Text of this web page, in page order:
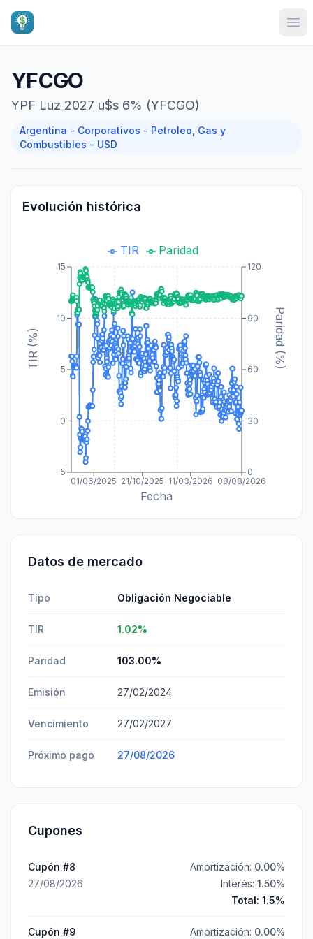
YFCGO
YPF Luz 2027 u$s 6% (YFCGO)
Argentina - Corporativos - Petroleo, Gas y
Combustibles - USD
Evolución histórica
01/06/2025 21/10/2025 11/03/2026 08/08/2026
Fecha
-5
0
5
10
15
TIR (%)
0
30
60
90
120
Paridad (%)
TIR Paridad
Datos de mercado
Tipo Obligación Negociable
TIR 1.02%
Paridad 103.00%
Emisión 27/02/2024
Vencimiento 27/02/2027
Próximo pago 27/08/2026
Cupones
Cupón #8
27/08/2026
Amortización: 0.00%
Interés: 1.50%
Total: 1.5%
Cupón #9 Amortización: 0.00%